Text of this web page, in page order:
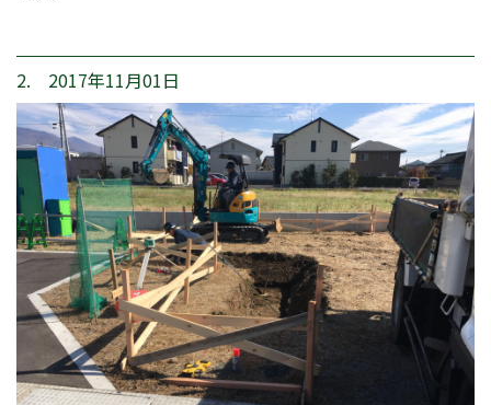
2. 2017年11月01日